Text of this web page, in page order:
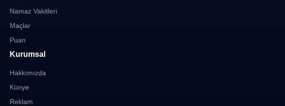
Namaz Vakitleri
Maçlar
Puan
Kurumsal
Hakkımızda
Künye
Reklam